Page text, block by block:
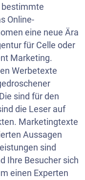
bestimmte
Online-
eine neue Ära
für Celle oder
Marketing.
Werbetexte
sind für den
die Leser auf
Marketingtexte
Aussagen
sind
Ihre Besucher sich
einen Experten